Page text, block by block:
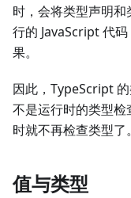
时，会将类型声明
行的 JavaScript 代
果。
因此，TypeScript
不是运行时的类型
时就不再检查类型了。
值与类型